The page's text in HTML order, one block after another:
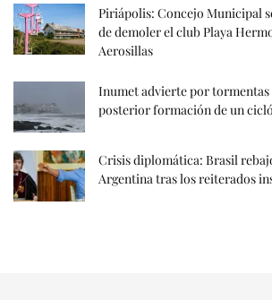
Piriápolis: Concejo Municipal
de demoler el club Playa
Aerosillas
Inumet advierte por tormentas
posterior formación de un
Crisis diplomática: Brasil
Argentina tras los reiterados